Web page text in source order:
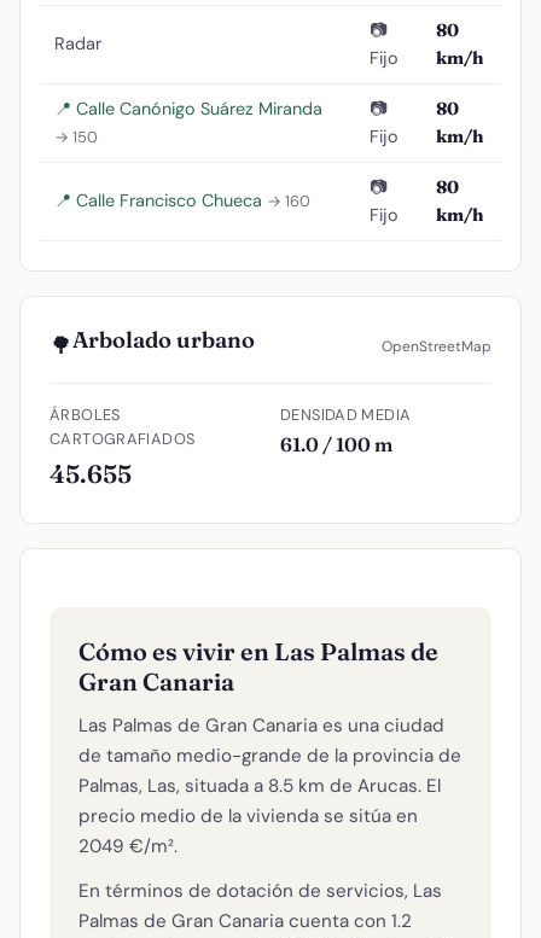
Radar
📷
Fijo
80
km/h
📍 Calle Canónigo Suárez Miranda
→ 150
📷
Fijo
80
km/h
📍 Calle Francisco Chueca → 160
📷
Fijo
80
km/h
🌳Arbolado urbano OpenStreetMap
ÁRBOLES
CARTOGRAFIADOS
45.655
DENSIDAD MEDIA
61.0 / 100 m
Cómo es vivir en Las Palmas de
Gran Canaria
Las Palmas de Gran Canaria es una ciudad
de tamaño medio-grande de la provincia de
Palmas, Las, situada a 8.5 km de Arucas. El
precio medio de la vivienda se sitúa en
2049 €/m².
En términos de dotación de servicios, Las
Palmas de Gran Canaria cuenta con 1.2